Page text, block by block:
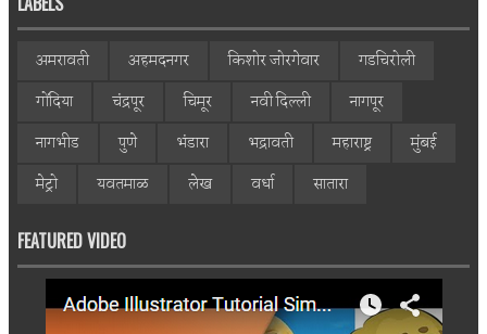
अमरावती अहमदनगर किशोर जोरगेवार
गडचिरोली
गोंदिया
चंद्रपूर चिमूर नवी दिल्ली
नागपूर
नागभीड
पुणे भंडारा भद्रावती महाराष्ट्र
मुंबई
मेट्रो
यवतमाळ लेख वर्धा सातारा
FEATURED VIDEO